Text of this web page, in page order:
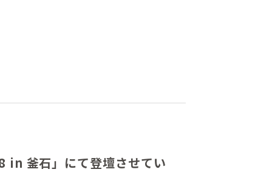
in 釜石」にて登壇させてい